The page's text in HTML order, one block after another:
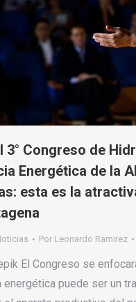
3° Congreso de
Energética de la
esta es la
Por Leonardo Ramirez
El Congreso se
energética puede ser un